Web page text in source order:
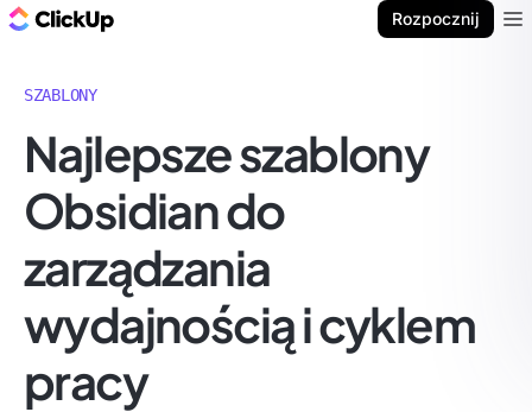
Rozpocznij
SZABLONY
Najlepsze szablony
Obsidian do
zarządzania
wydajnością i cyklem
pracy